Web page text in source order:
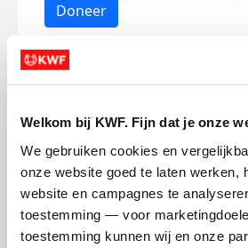
Welkom bij KWF. Fijn dat je onze
We gebruiken cookies en
onze website goed te laten werken,
website en campagnes te
toestemming — voor
toestemming kunnen wij en onze
Doneer